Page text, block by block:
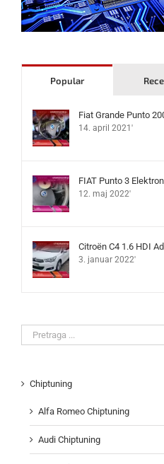
Popular
Fiat Grande Punto
14. april 2021'
FIAT Punto 3
12. maj 2022'
Citroën C4 1.6 HDI
3. januar 2022'
Search
for:
Chiptuning
Alfa Romeo Chiptuning
Audi Chiptuning